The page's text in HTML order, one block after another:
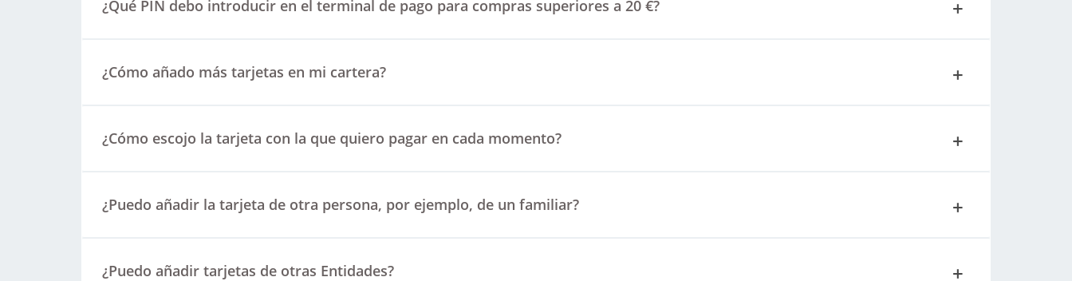
¿Qué PIN debo introducir en el terminal de pago para compras superiores a 20 €?
¿Cómo añado más tarjetas en mi cartera?
¿Cómo escojo la tarjeta con la que quiero pagar en cada momento?
¿Puedo añadir la tarjeta de otra persona, por ejemplo, de un familiar?
¿Puedo añadir tarjetas de otras Entidades?